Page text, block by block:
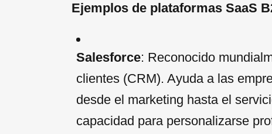
Ejemplos de plataformas SaaS
Salesforce: Reconocido
clientes (CRM). Ayuda a las
desde el marketing hasta el
capacidad para personalizarse